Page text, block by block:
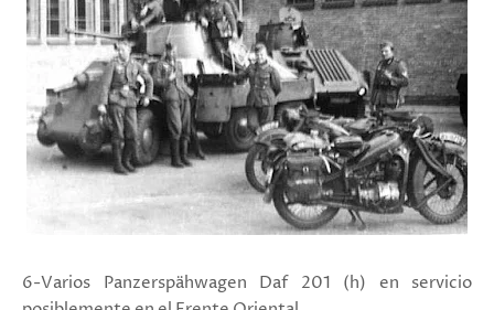
6-Varios Panzerspähwagen Daf 201 (h) en servicio